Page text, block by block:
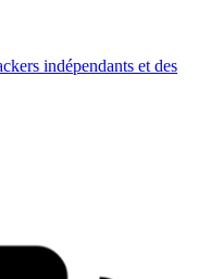
indépendants et des